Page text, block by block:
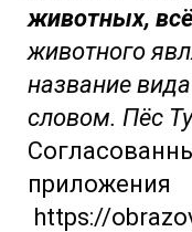
животных,
животного
название
словом. Пёс
приложения
https://